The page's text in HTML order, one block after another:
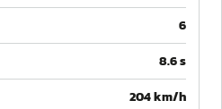
6
8.6 s
204 km/h